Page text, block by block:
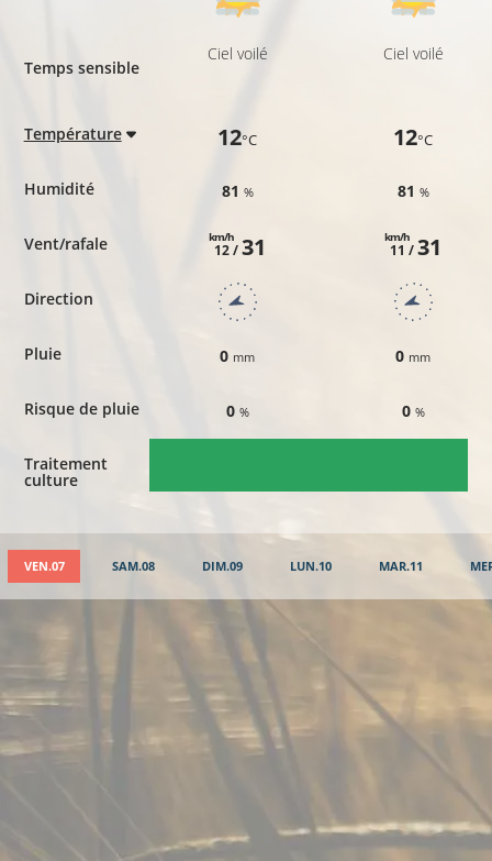
Temps sensible
Température
Humidité
Vent/rafale
Direction
Pluie
Risque de pluie
Traitement
culture
Ciel voilé
12°C
81 %
12 /
km/h 31
0 mm
0 %
Ciel voilé
12°C
81 %
11 /
km/h 31
0 mm
0 %
VEN.07 SAM.08 DIM.09 LUN.10 MAR.11